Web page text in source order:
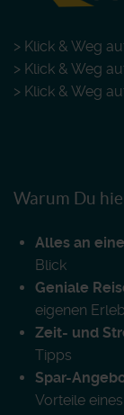
> Klick & Weg
> Klick & Weg
> Klick & Weg
Warum Du
Alles an
Blick
Geniale
eigenen
Zeit- und
Tipps
Spar-
Vorteile